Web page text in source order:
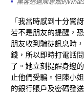
黑客透過陳思姻的
「我當時感到十分驚
若不是朋友的提醒，
朋友收到騙徒訊息時
錢，所以即時打電話
了。她立刻提醒身邊
止他們受騙。但陳小
的銀行賬戶及密碼發